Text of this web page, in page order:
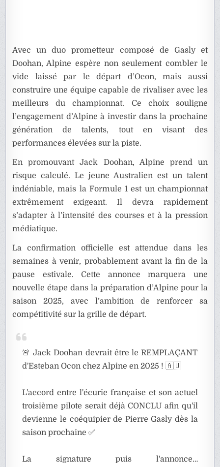
Avec un duo prometteur composé de Gasly et
Doohan, Alpine espère non seulement combler le
vide laissé par le départ d’Ocon, mais aussi
construire une équipe capable de rivaliser avec les
meilleurs du championnat. Ce choix souligne
l’engagement d’Alpine à investir dans la prochaine
génération de talents, tout en visant des
performances élevées sur la piste.
En promouvant Jack Doohan, Alpine prend un
risque calculé. Le jeune Australien est un talent
indéniable, mais la Formule 1 est un championnat
extrêmement exigeant. Il devra rapidement
s’adapter à l’intensité des courses et à la pression
médiatique.
La confirmation officielle est attendue dans les
semaines à venir, probablement avant la fin de la
pause estivale. Cette annonce marquera une
nouvelle étape dans la préparation d’Alpine pour la
saison 2025, avec l’ambition de renforcer sa
compétitivité sur la grille de départ.
🚨 Jack Doohan devrait être le REMPLAÇANT
d'Esteban Ocon chez Alpine en 2025 ! 🇦🇺
L'accord entre l'écurie française et son actuel
troisième pilote serait déjà CONCLU afin qu'il
devienne le coéquipier de Pierre Gasly dès la
saison prochaine ✅
La signature puis l'annonce…